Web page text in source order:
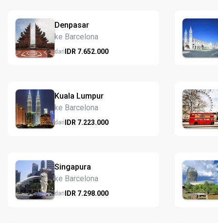
Denpasar
ke Barcelona
dariIDR 7.652.000
Kuala Lumpur
ke Barcelona
dariIDR 7.223.000
Singapura
ke Barcelona
dariIDR 7.298.000